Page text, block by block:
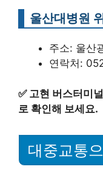
울산대병원
주소: 울산
연락처:
✅ 고현 버스터미
로 확인해 보세요.
대중교통